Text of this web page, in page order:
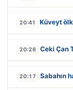
20:41 Küveyt
20:26 Ceki Çan
20:17 Sabahın